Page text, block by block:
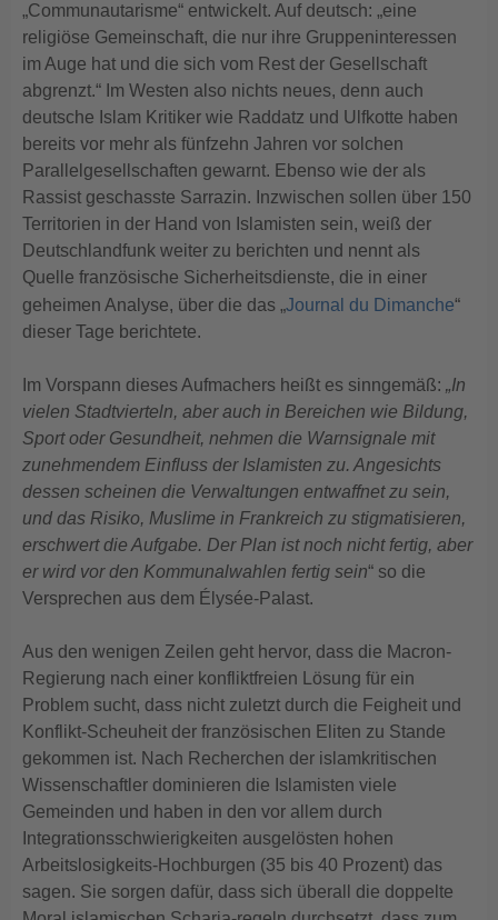
„Communautarisme“ entwickelt. Auf deutsch: „eine
religiöse Gemeinschaft, die nur ihre Gruppeninteressen
im Auge hat und die sich vom Rest der Gesellschaft
abgrenzt.“ Im Westen also nichts neues, denn auch
deutsche Islam Kritiker wie Raddatz und Ulfkotte haben
bereits vor mehr als fünfzehn Jahren vor solchen
Parallelgesellschaften gewarnt. Ebenso wie der als
Rassist geschasste Sarrazin. Inzwischen sollen über 150
Territorien in der Hand von Islamisten sein, weiß der
Deutschlandfunk weiter zu berichten und nennt als
Quelle französische Sicherheitsdienste, die in einer
geheimen Analyse, über die das „Journal du Dimanche“
dieser Tage berichtete.
Im Vorspann dieses Aufmachers heißt es sinngemäß: „In
vielen Stadtvierteln, aber auch in Bereichen wie Bildung,
Sport oder Gesundheit, nehmen die Warnsignale mit
zunehmendem Einfluss der Islamisten zu. Angesichts
dessen scheinen die Verwaltungen entwaffnet zu sein,
und das Risiko, Muslime in Frankreich zu stigmatisieren,
erschwert die Aufgabe. Der Plan ist noch nicht fertig, aber
er wird vor den Kommunalwahlen fertig sein“ so die
Versprechen aus dem Élysée-Palast.
Aus den wenigen Zeilen geht hervor, dass die Macron-
Regierung nach einer konfliktfreien Lösung für ein
Problem sucht, dass nicht zuletzt durch die Feigheit und
Konflikt-Scheuheit der französischen Eliten zu Stande
gekommen ist. Nach Recherchen der islamkritischen
Wissenschaftler dominieren die Islamisten viele
Gemeinden und haben in den vor allem durch
Integrationsschwierigkeiten ausgelösten hohen
Arbeitslosigkeits-Hochburgen (35 bis 40 Prozent) das
sagen. Sie sorgen dafür, dass sich überall die doppelte